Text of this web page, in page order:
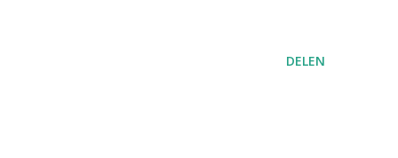
DELEN